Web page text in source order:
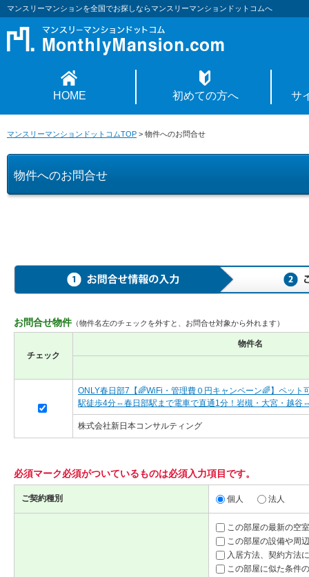
マンスリーマンションを全国でお探しならマンスリーマンションドットコムへ
HOME 初めての方へ サ
マンスリーマンションドットコムTOP > 物件へのお問合せ
物件へのお問合せ
お問合せ物件 （物件名左のチェックを外すと、お問合せ対象から外れます）
チェック
物件名
ONLY春日部7【🌈WiFi・管理費０円キャンペーン🌈】ペッ
駅徒歩4分⇔春日部駅まで電車で直通1分！岩槻・大宮・越谷
株式会社新日本コンサルティング
必須マーク必須がついているものは必須入力項目です。
ご契約種別 個人 法人
この部屋の最新の空
この部屋の設備や周
入居方法、契約方法
この部屋に似た条件